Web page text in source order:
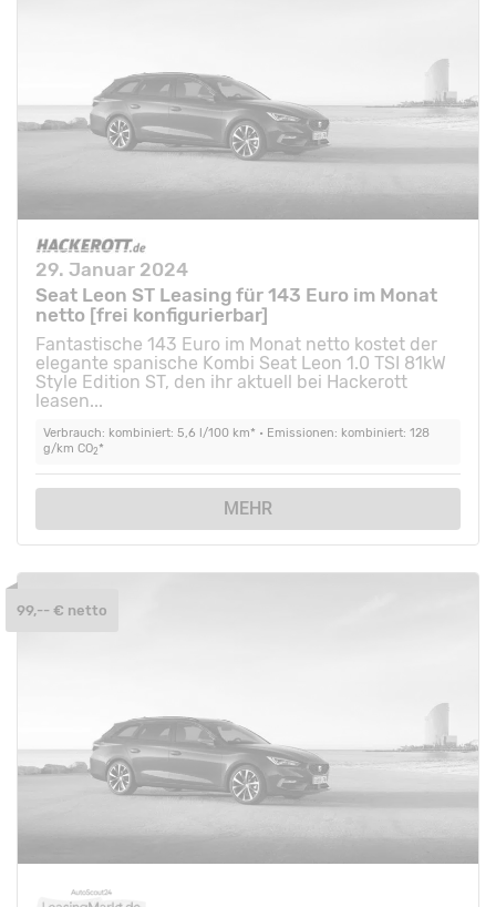
29. Januar 2024
Seat Leon ST Leasing für 143 Euro im Monat
netto [frei konfigurierbar]
Fantastische 143 Euro im Monat netto kostet der
elegante spanische Kombi Seat Leon 1.0 TSI 81kW
Style Edition ST, den ihr aktuell bei Hackerott
leasen...
Verbrauch: kombiniert: 5,6 l/100 km* • Emissionen: kombiniert: 128
g/km CO2*
MEHR
99,-- € netto